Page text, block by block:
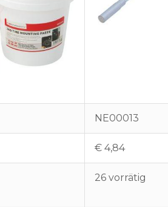
NE00013
€ 4,84
26 vorrätig